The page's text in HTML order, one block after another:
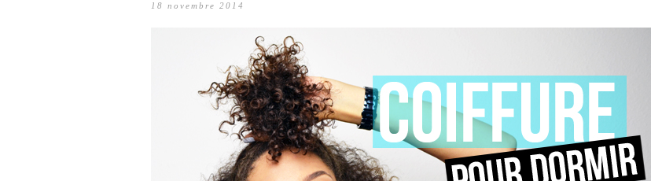
18 novembre 2014